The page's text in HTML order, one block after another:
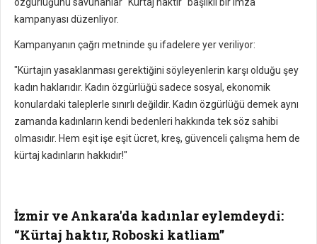
kampanyası düzenliyor.
Kampanyanın çağrı metninde şu ifadelere yer veriliyor:
"Kürtajın yasaklanması gerektiğini söyleyenlerin karşı olduğu şey
kadın haklarıdır. Kadın özgürlüğü sadece sosyal, ekonomik
konulardaki taleplerle sınırlı değildir. Kadın özgürlüğü demek aynı
zamanda kadınların kendi bedenleri hakkında tek söz sahibi
olmasıdır. Hem eşit işe eşit ücret, kreş, güvenceli çalışma hem de
kürtaj kadınların hakkıdır!"
İzmir ve Ankara'da kadınlar eylemdeydi:
“Kürtaj haktır, Roboski katliam”